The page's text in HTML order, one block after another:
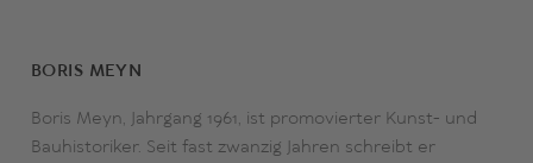
BORIS MEYN
Boris Meyn, Jahrgang 1961, ist promovierter Kunst- und
Bauhistoriker. Seit fast zwanzig Jahren schreibt er